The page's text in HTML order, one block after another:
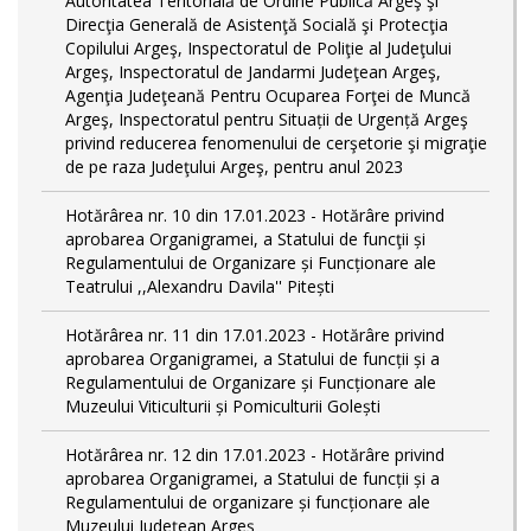
Direcţia Generală de Asistenţă Socială şi Protecţia
Copilului Argeş, Inspectoratul de Poliţie al Judeţului
Argeş, Inspectoratul de Jandarmi Judeţean Argeş,
Agenţia Judeţeană Pentru Ocuparea Forţei de Muncă
Argeş, Inspectoratul pentru Situații de Urgență Argeş
privind reducerea fenomenului de cerşetorie şi migraţie
de pe raza Judeţului Argeş, pentru anul 2023
Hotărârea nr. 10 din 17.01.2023 - Hotărâre privind
aprobarea Organigramei, a Statului de funcţii și
Regulamentului de Organizare și Funcționare ale
Teatrului ,,Alexandru Davila'' Pitești
Hotărârea nr. 11 din 17.01.2023 - Hotărâre privind
aprobarea Organigramei, a Statului de funcții și a
Regulamentului de Organizare și Funcționare ale
Muzeului Viticulturii și Pomiculturii Golești
Hotărârea nr. 12 din 17.01.2023 - Hotărâre privind
aprobarea Organigramei, a Statului de funcții și a
Regulamentului de organizare și funcționare ale
Muzeului Județean Argeș